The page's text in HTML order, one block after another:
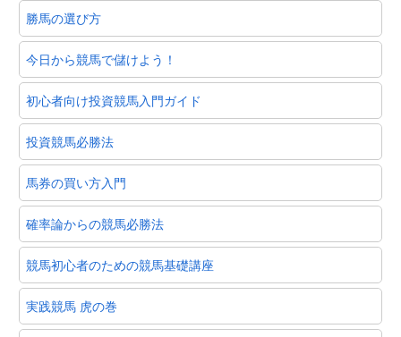
勝馬の選び方
今日から競馬で儲けよう！
初心者向け投資競馬入門ガイド
投資競馬必勝法
馬券の買い方入門
確率論からの競馬必勝法
競馬初心者のための競馬基礎講座
実践競馬 虎の巻